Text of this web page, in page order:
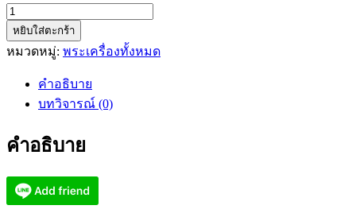
จำนวน
หลวง
พ่อ
ป๋อ
สุพรรณ
หยิบใส่ตะกร้า
หมวดหมู่: พระเครื่องทั้งหมด
คำอธิบาย
บทวิจารณ์ (0)
คำอธิบาย